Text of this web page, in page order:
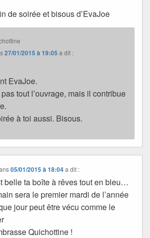
de soirée et bisous d’EvaJoe
27/01/2015 à 19:05 a dit :
EvaJoe.
tout l’ouvrage, mais il contribue
à toi aussi. Bisous.
05/01/2015 à 18:04 a dit :
belle ta boîte à rêves tout en bleu…
sera le premier mardi de l’année
jour peut être vécu comme le
Quichottine !